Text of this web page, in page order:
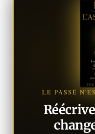
LE PASSÉ